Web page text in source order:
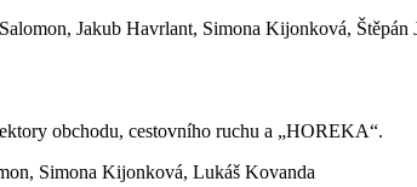
Jakub Havrlant, Simona Kijonková, Štěpán
obchodu, cestovního ruchu a „HOREKA“.
Simona Kijonková, Lukáš Kovanda